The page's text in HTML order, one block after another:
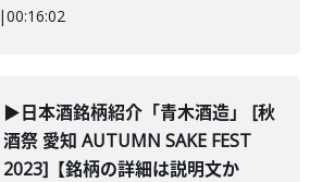
|00:16:02
▶日本酒銘柄紹介「青木酒造」 [秋
酒祭 愛知 AUTUMN SAKE FEST
2023]【銘柄の詳細は説明文か